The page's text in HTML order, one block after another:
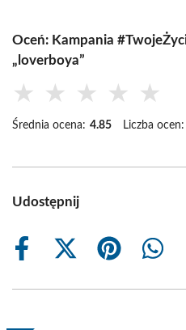
Oceń: Kampania
„loverboya”
★ ★ ★ ★ ★
Średnia ocena: 4.85 Liczba ocen:
Udostępnij
Share
Share
(Twitter)
Share
Share